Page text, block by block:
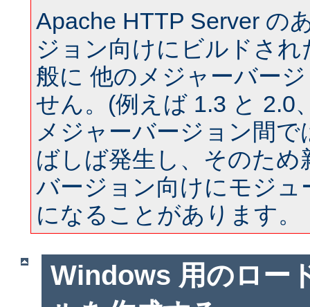
Apache HTTP Server の
ジョン向けにビルドさ
般に 他のメジャーバー
せん。(例えば 1.3 と 2.0
メジャーバージョン間
ばしば発生し、そのため
バージョン向けにモジュ
になることがあります。
Windows 用のロー